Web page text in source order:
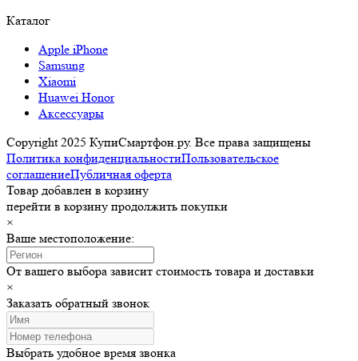
Каталог
Apple iPhone
Samsung
Xiaomi
Huawei Honor
Аксессуары
Copyright 2025 КупиСмартфон.ру. Все права защищены
Политика конфиденциальностиПользовательское
соглашениеПубличная оферта
Товар добавлен в корзину
перейти в корзину продолжить покупки
×
Ваше местоположение:
От вашего выбора зависит стоимость товара и доставки
×
Заказать обратный звонок
Выбрать удобное время звонка